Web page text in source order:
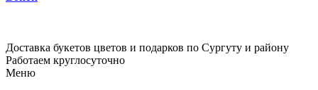
Доставка букетов цветов и подарков по Сургуту и району
Работаем круглосуточно
Меню